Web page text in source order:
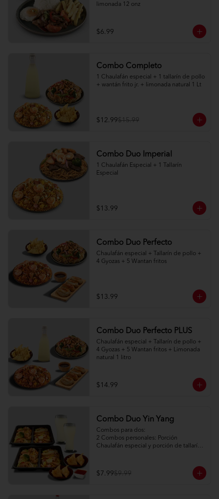
limonada 12 onz
$6.99
Combo Completo
1 Chaulafán especial + 1 tallarín de pollo
+ wantán frito jr. + limonada natural 1 Lt
$12.99$15.99
Combo Duo Imperial
1 Chaulafán Especial + 1 Tallarín
Especial
$13.99
Combo Duo Perfecto
Chaulafán especial + Tallarín de pollo +
4 Gyozas + 5 Wantan fritos
$13.99
Combo Duo Perfecto PLUS
Chaulafán especial + Tallarín de pollo +
4 Gyozas + 5 Wantan fritos + Limonada
natural 1 litro
$14.99
Combo Duo Yin Yang
Combos para dos:
2 Combos personales: Porción
Chaulafán especial y porción de tallarín
agridulce
2 limonadas naturales 250ml
$7.99$9.99